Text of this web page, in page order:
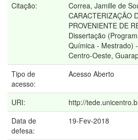
Citação:
Correa, Jamille de
CARACTERIZAÇÃO
PROVENIENTE DE
Dissertação
Química - Mestrado)
Centro-Oeste,
Tipo de
acesso:
Acesso Aberto
URI:
http://
Data de
defesa:
19-Fev-2018